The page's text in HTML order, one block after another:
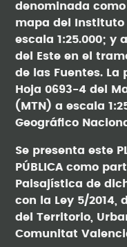
denominada como
mapa del Instituto
escala 1:25.000; y
del Este en el
de las Fuentes. La
Hoja 0693-4 del
(MTN) a escala
Geográfico
Se presenta este
PÚBLICA como
Paisajística de
con la Ley 5/2014,
del Territorio,
Comunitat